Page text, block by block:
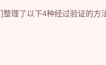
整理了以下4种经过验证的方